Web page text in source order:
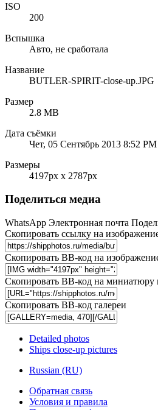
ISO
200
Вспышка
Авто, не сработала
Название
BUTLER-SPIRIT-close-up.JPG
Размер
2.8 MB
Дата съёмки
Чет, 05 Сентябрь 2013 8:52 PM
Размеры
4197px x 2787px
Поделиться медиа
WhatsApp Электронная почта
Скопировать ссылку на
Скопировать BB-код на
Скопировать BB-код на миниатюру
Скопировать BB-код галереи
Detailed photos
Ships close-up pictures
Russian (RU)
Обратная связь
Условия и правила